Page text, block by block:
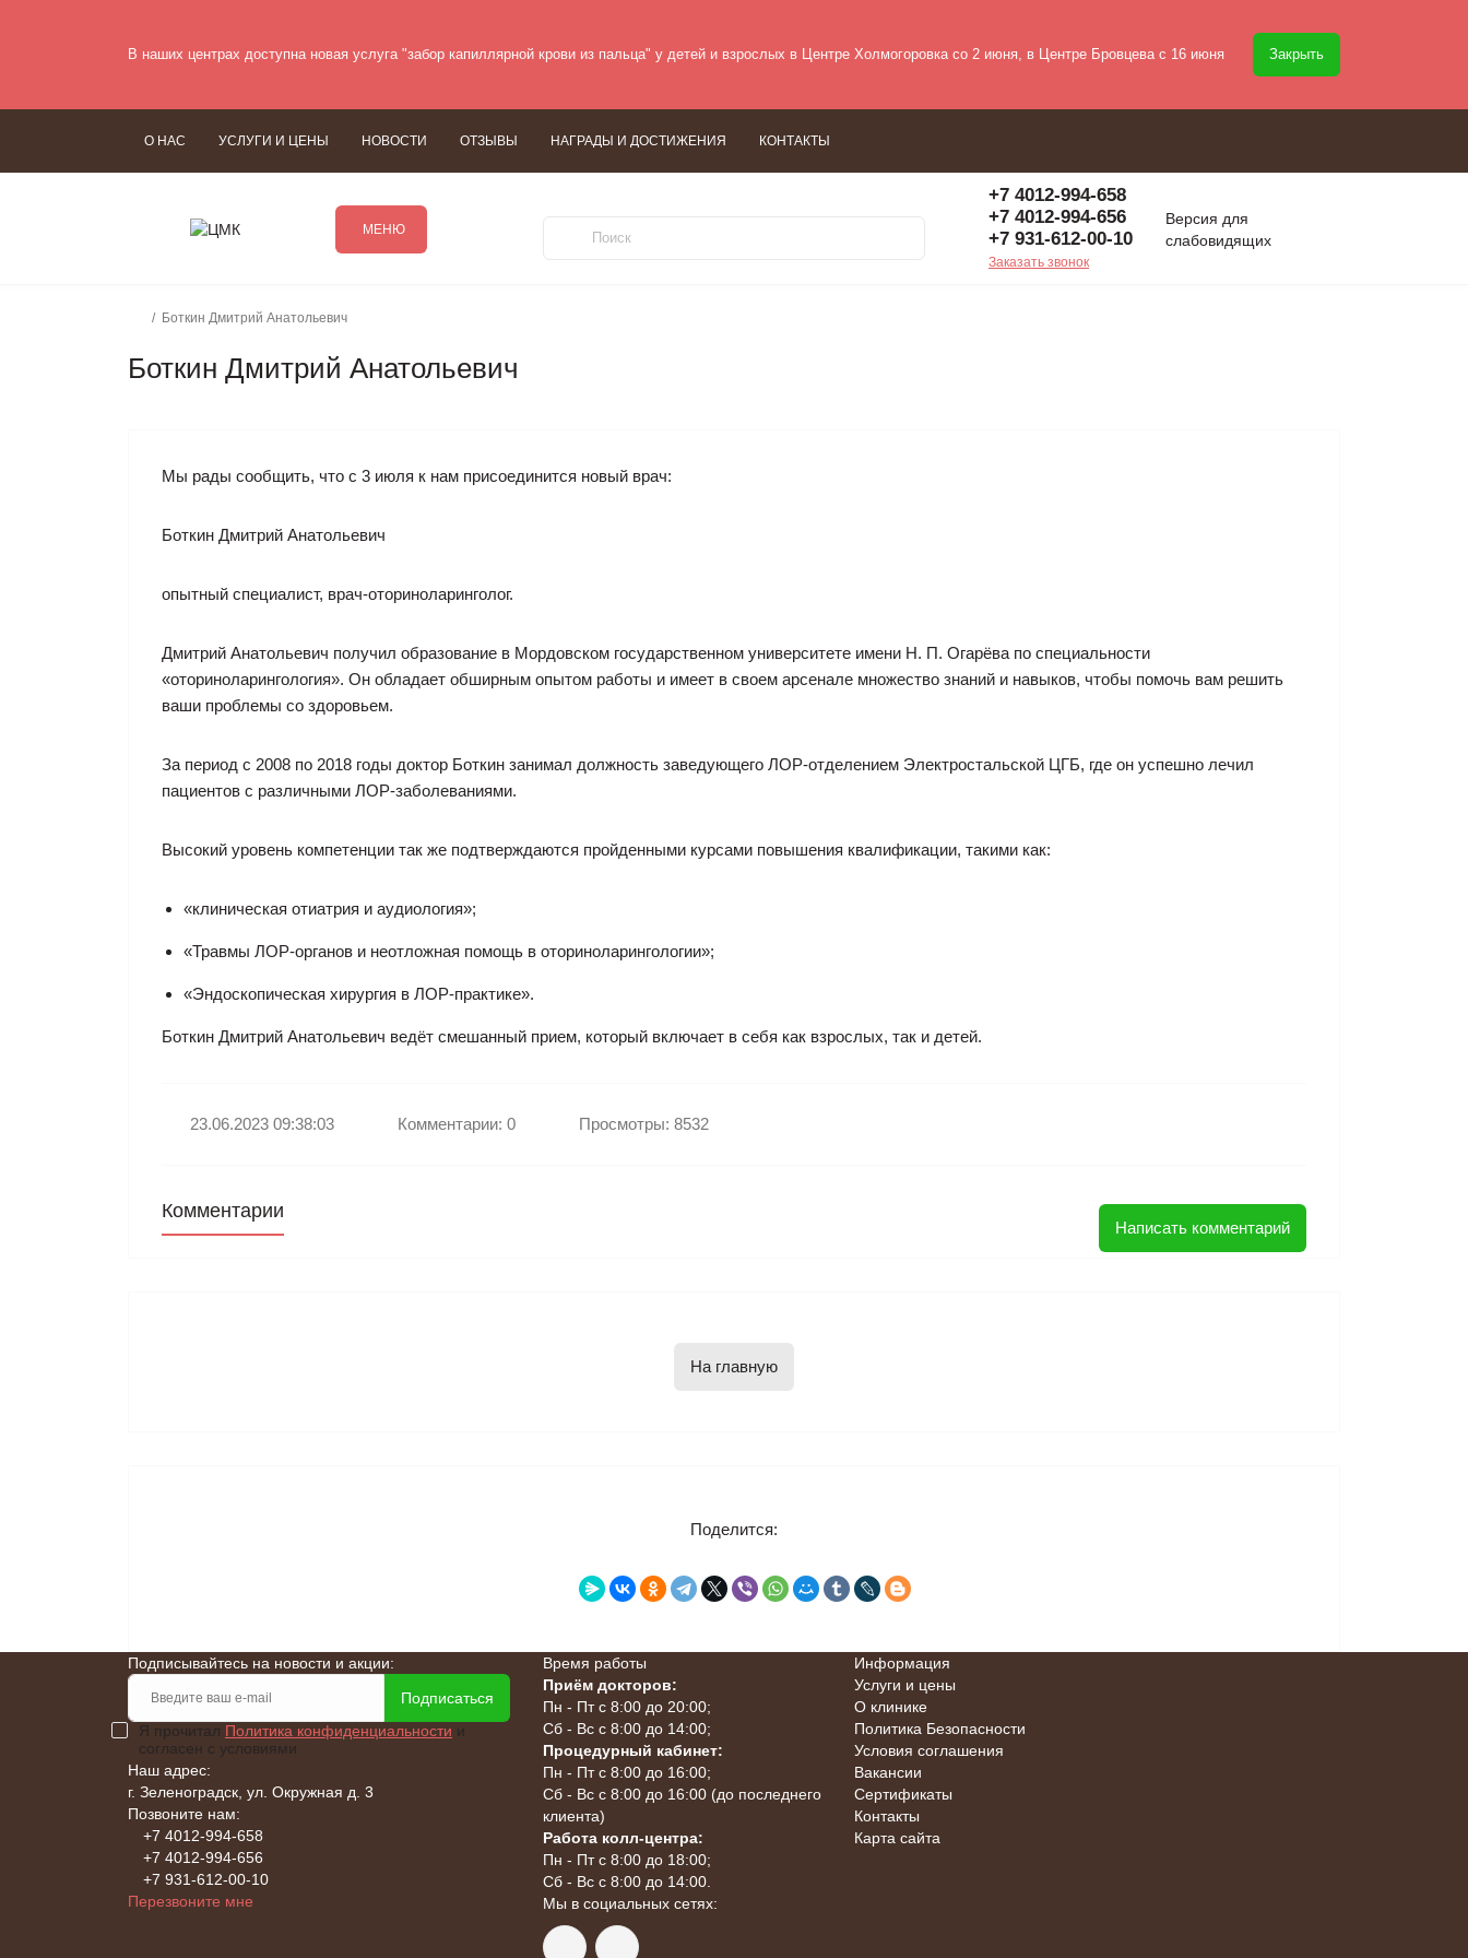
В наших центрах доступна новая услуга "забор капиллярной крови из пальца" у детей и взрослых в Центре Холмогоровка со 2 июня, в Центре Бровцева с 16 июня Закрыть
О НАС УСЛУГИ И ЦЕНЫ НОВОСТИ ОТЗЫВЫ НАГРАДЫ И ДОСТИЖЕНИЯ КОНТАКТЫ
МЕНЮ
+7 4012-994-658
+7 4012-994-656
+7 931-612-00-10
Заказать звонок
Версия для
слабовидящих
Боткин Дмитрий Анатольевич
Боткин Дмитрий Анатольевич
Мы рады сообщить, что с 3 июля к нам присоединится новый врач:
Боткин Дмитрий Анатольевич
опытный специалист, врач-оториноларинголог.
Дмитрий Анатольевич получил образование в Мордовском государственном университете имени Н. П. Огарёва по специальности
«оториноларингология». Он обладает обширным опытом работы и имеет в своем арсенале множество знаний и навыков, чтобы помочь вам решить
ваши проблемы со здоровьем.
За период с 2008 по 2018 годы доктор Боткин занимал должность заведующего ЛОР-отделением Электростальской ЦГБ, где он успешно лечил
пациентов с различными ЛОР-заболеваниями.
Высокий уровень компетенции так же подтверждаются пройденными курсами повышения квалификации, такими как:
«клиническая отиатрия и аудиология»;
«Травмы ЛОР-органов и неотложная помощь в оториноларингологии»;
«Эндоскопическая хирургия в ЛОР-практике».
Боткин Дмитрий Анатольевич ведёт смешанный прием, который включает в себя как взрослых, так и детей.
23.06.2023 09:38:03 Комментарии: 0 Просмотры: 8532
Комментарии
Написать комментарий
На главную
Поделится:
Подписывайтесь на новости и акции:
Подписаться
Я прочитал Политика конфиденциальности и
согласен с условиями
Наш адрес:
г. Зеленоградск, ул. Окружная д. 3
Позвоните нам:
+7 4012-994-658
+7 4012-994-656
+7 931-612-00-10
Перезвоните мне
Время работы
Приём докторов:
Пн - Пт с 8:00 до 20:00;
Сб - Вс с 8:00 до 14:00;
Процедурный кабинет:
Пн - Пт с 8:00 до 16:00;
Сб - Вс с 8:00 до 16:00 (до последнего
клиента)
Работа колл-центра:
Пн - Пт с 8:00 до 18:00;
Сб - Вс с 8:00 до 14:00.
Мы в социальных сетях:
Информация
Услуги и цены
О клинике
Политика Безопасности
Условия соглашения
Вакансии
Сертификаты
Контакты
Карта сайта